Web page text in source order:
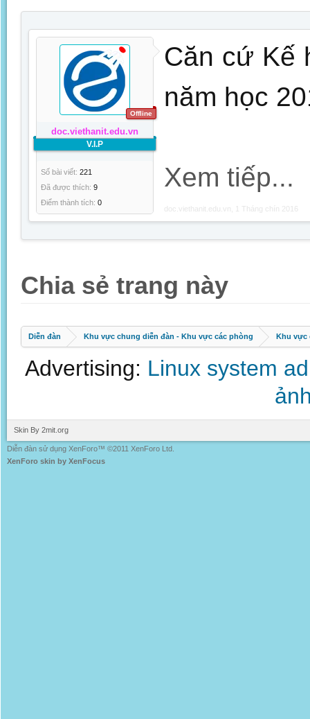
Offline
doc.viethanit.edu.vn
V.I.P
Số bài viết: 221
Đã được thích: 9
Điểm thành tích: 0
Căn cứ Kế
năm học
Xem tiếp...
doc.viethanit.edu.vn 1 Tháng chín 2016
Chia sẻ trang này
Diễn đàn Khu vực chung diễn đàn - Khu vực các phòng Khu vực
Advertising: Linux system
Skin By 2mit.org
Diễn đàn sử dụng XenForo™ ©2011 XenForo Ltd.
XenForo skin by XenFocus